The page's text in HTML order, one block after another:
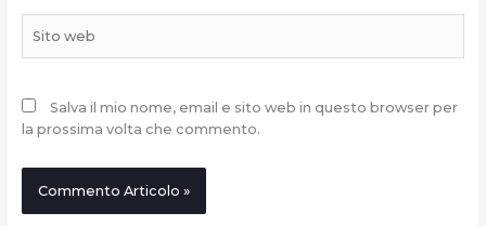
web
Salva il mio nome, email e sito web in questo browser per
la prossima volta che commento.